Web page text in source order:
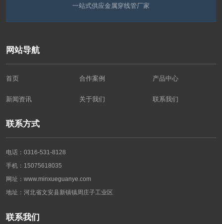
一站式供应金属穿线管厂家
网站导航
首页 合作案例 产品中心
新闻资讯 关于我们 联系我们
联系方式
电话：0316-531-8128
手机：15075618035
网址：www.minxueguanye.com
地址：河北省文安县新镇镇周庄子工业区
联系我们